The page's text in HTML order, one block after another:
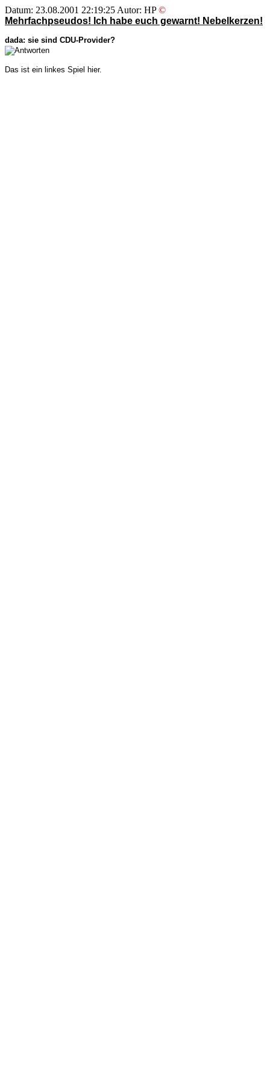
Datum: 23.08.2001 22:19:25 Autor: HP©
Mehrfachpseudos! Ich habe euch gewarnt! Nebelkerzen!
dada: sie sind CDU-Provider?
Das ist ein linkes Spiel hier.